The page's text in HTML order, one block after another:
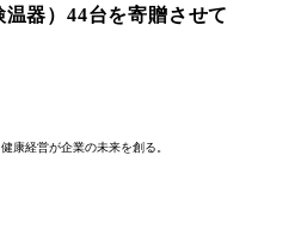
器）44台を寄贈させて
健康経営が企業の未来を創る。